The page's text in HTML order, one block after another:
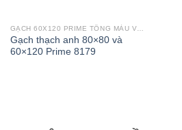
Gạch thạch anh 80×80 và
60×120 Prime 8179